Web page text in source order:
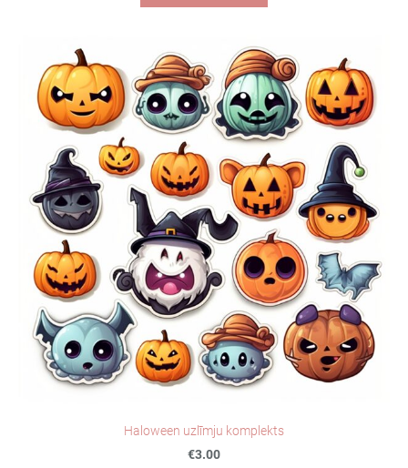
Haloween uzlīmju komplekts
€3.00